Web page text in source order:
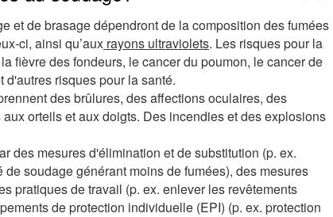
et de brasage dépendront de la composition des fumées
ainsi qu’aux rayons ultraviolets. Les risques pour la
fièvre des fondeurs, le cancer du poumon, le cancer de
risques pour la santé.
des brûlures, des affections oculaires, des
orteils et aux doigts. Des incendies et des explosions
des mesures d'élimination et de substitution (p. ex.
soudage générant moins de fumées), des mesures
pratiques de travail (p. ex. enlever les revêtements
de protection individuelle (EPI) (p. ex. protection